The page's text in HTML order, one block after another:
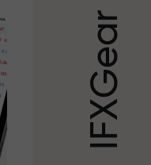
I
F
X
G
e
a
r